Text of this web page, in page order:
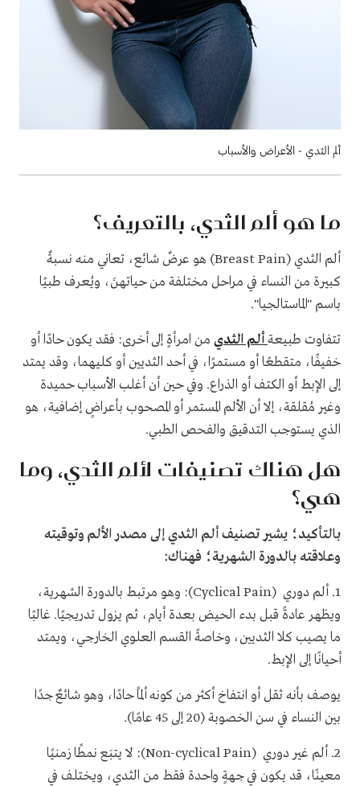
ألم الثدي - الأعراض والأسباب
ما هو ألم الثدي، بالتعريف؟
ألم الثدي (Breast Pain) هو عرضٌ شائع، تعاني منه نسبةٌ
كبيرة من النساء في مراحل مختلفة من حياتهنَ، ويُعرف طبيًا
باسم "الماستالجيا".
تتفاوت طبيعةألم الثدي من امرأةٍ إلى أخرى: فقد يكون حادًا أو
خفيفًا، متقطعًا أو مستمرًا، في أحد الثديين أو كليهما، وقد يمتد
إلى الإبط أو الكتف أو الذراع. وفي حين أن أغلب الأسباب حميدة
وغير مُقلقة، إلا أن الألم المستمر أو المصحوب بأعراضٍ إضافية، هو
الذي يستوجب التدقيق والفحص الطبي.
هل هناك تصنيفات لألم الثدي، وما
هي؟
بالتأكيد؛ يشير تصنيف ألم الثدي إلى مصدر الألم وتوقيته
وعلاقته بالدورة الشهرية؛ فهناك:
1. ألم دوري (Cyclical Pain): وهو مرتبط بالدورة الشهرية،
ويظهر عادةً قبل بدء الحيض بعدة أيام، ثم يزول تدريجيًا. غالبًا
ما يصيب كلا الثديين، وخاصةً القسم العلوي الخارجي، ويمتد
أحيانًا إلى الإبط.
يوصف بأنه ثقل أو انتفاخ أكثر من كونه ألمًا حادًا، وهو شائعٌ جدًا
بين النساء في سن الخصوبة (20 إلى 45 عامًا).
2. ألم غير دوري (Non-cyclical Pain): لا يتبَع نمطًا زمنيًا
معينًا، قد يكون في جهةٍ واحدة فقط من الثدي، ويختلف في